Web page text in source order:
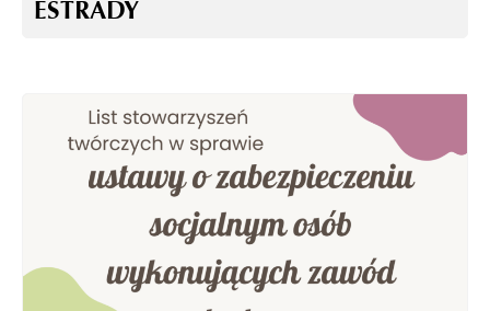
ESTRADY